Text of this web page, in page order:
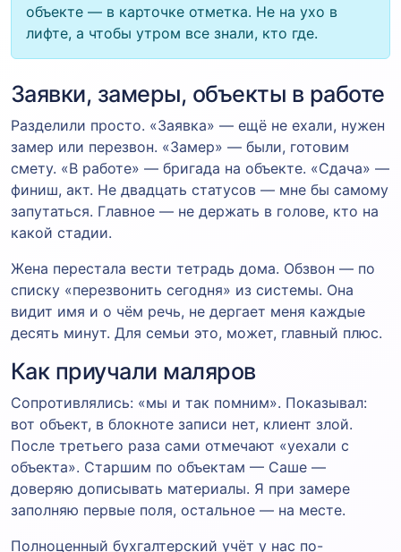
объекте — в карточке отметка. Не на ухо в
лифте, а чтобы утром все знали, кто где.
Заявки, замеры, объекты в работе
Разделили просто. «Заявка» — ещё не ехали, нужен
замер или перезвон. «Замер» — были, готовим
смету. «В работе» — бригада на объекте. «Сдача» —
финиш, акт. Не двадцать статусов — мне бы самому
запутаться. Главное — не держать в голове, кто на
какой стадии.
Жена перестала вести тетрадь дома. Обзвон — по
списку «перезвонить сегодня» из системы. Она
видит имя и о чём речь, не дергает меня каждые
десять минут. Для семьи это, может, главный плюс.
Как приучали маляров
Сопротивлялись: «мы и так помним». Показывал:
вот объект, в блокноте записи нет, клиент злой.
После третьего раза сами отмечают «уехали с
объекта». Старшим по объектам — Саше —
доверяю дописывать материалы. Я при замере
заполняю первые поля, остальное — на месте.
Полноценный бухгалтерский учёт у нас по-